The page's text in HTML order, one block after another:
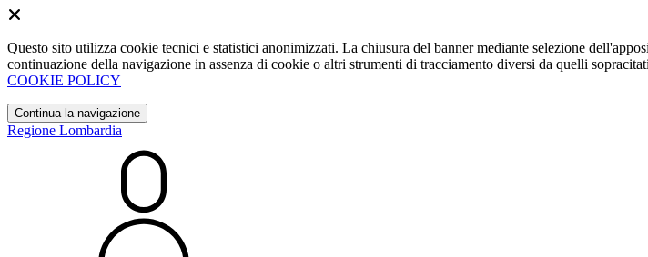
Questo sito utilizza cookie tecnici e statistici anonimizzati. La chiusura del banner mediante selezione
continuazione della navigazione in assenza di cookie o altri strumenti di tracciamento diversi da quelli
COOKIE POLICY
Continua la navigazione
Regione Lombardia